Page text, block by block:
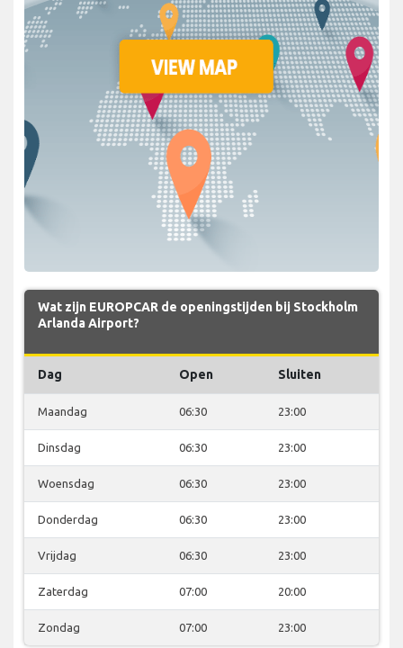
Wat zijn EUROPCAR de openingstijden bij Stockholm
Arlanda Airport?
Dag Open Sluiten
Maandag 06:30 23:00
Dinsdag 06:30 23:00
Woensdag 06:30 23:00
Donderdag 06:30 23:00
Vrijdag 06:30 23:00
Zaterdag 07:00 20:00
Zondag 07:00 23:00